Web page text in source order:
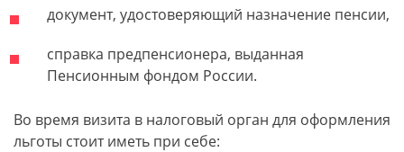
документ, удостоверяющий назначение пенсии,
справка предпенсионера, выданная
Пенсионным фондом России.
Во время визита в налоговый орган для оформления
льготы стоит иметь при себе: